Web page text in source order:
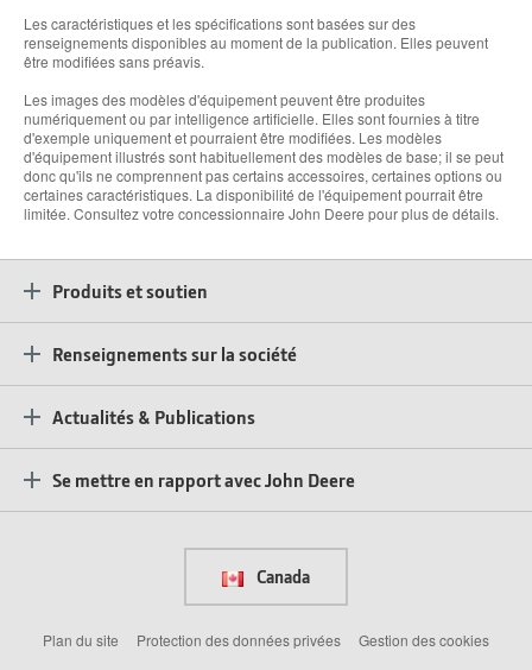
Les caractéristiques et les spécifications sont basées sur des
renseignements disponibles au moment de la publication. Elles peuvent
être modifiées sans préavis.
Les images des modèles d'équipement peuvent être produites
numériquement ou par intelligence artificielle. Elles sont fournies à titre
d'exemple uniquement et pourraient être modifiées. Les modèles
d'équipement illustrés sont habituellement des modèles de base; il se peut
donc qu'ils ne comprennent pas certains accessoires, certaines options ou
certaines caractéristiques. La disponibilité de l'équipement pourrait être
limitée. Consultez votre concessionnaire John Deere pour plus de détails.
Produits et soutien
Renseignements sur la société
Actualités & Publications
Se mettre en rapport avec John Deere
Canada
Plan du site Protection des données privées
Gestion des cookies